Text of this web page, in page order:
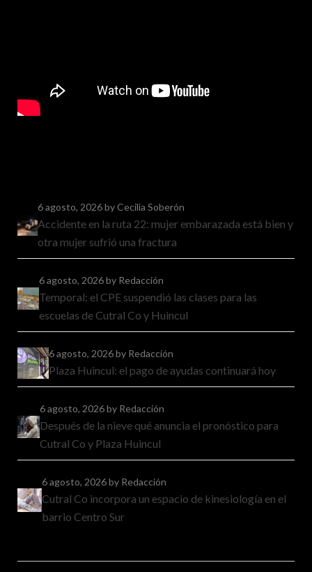
6 agosto, 2026by Cecilia Soberón
Accidente en la ruta 22: mujer embarazada está bien y
otra mujer sufrió una fractura
6 agosto, 2026by Redacción
Temporal: el CPE suspendió las clases para las
escuelas de Cutral Co y Huincul
6 agosto, 2026by Redacción
Plaza Huincul: el pago de ayudas continuará hoy
6 agosto, 2026by Redacción
Después de la nieve qué anuncia el pronóstico para
Cutral Co y Plaza Huincul
6 agosto, 2026by Redacción
Cutral Co incorpora un espacio de kinesiología en el
barrio Centro Sur